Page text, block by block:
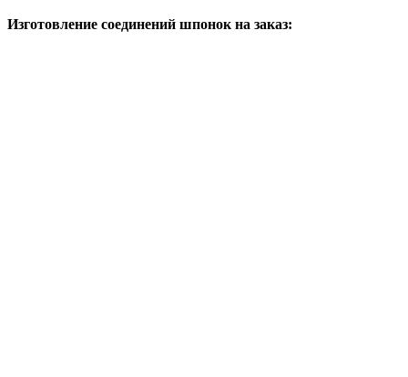
Изготовление соединений шпонок на заказ: